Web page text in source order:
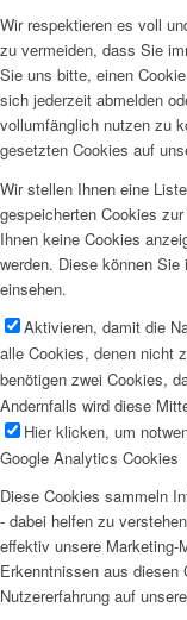
Wir respektieren es voll
zu vermeiden, dass Sie
Sie uns bitte, einen
sich jederzeit abmelden
vollumfänglich nutzen zu
gesetzten Cookies auf
Wir stellen Ihnen eine
gespeicherten Cookies
Ihnen keine Cookies
werden. Diese können
einsehen.
Aktivieren, damit die
alle Cookies, denen nicht
benötigen zwei Cookies,
Andernfalls wird diese
Hier klicken, um
Google Analytics Cookies
Diese Cookies sammeln
- dabei helfen zu
effektiv unsere Marketing-
Erkenntnissen aus diesen
Nutzererfahrung auf